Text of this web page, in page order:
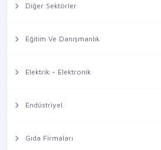
Diğer Sektörler
Eğitim Ve Danışmanlık
Elektrik - Elektronik
Endüstriyel
Gıda Firmaları